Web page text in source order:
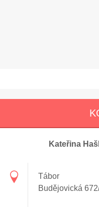
Kateřina
Tábor
Budějovická